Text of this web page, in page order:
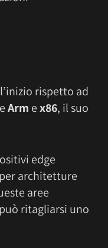
rispetto ad
Arm ex86, il suo
edge
architetture
aree
ritagliarsi uno